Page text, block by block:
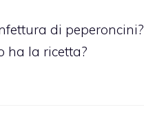
di peperoncini?
ha la ricetta?